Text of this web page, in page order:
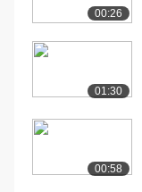
00:26
01:30
00:58